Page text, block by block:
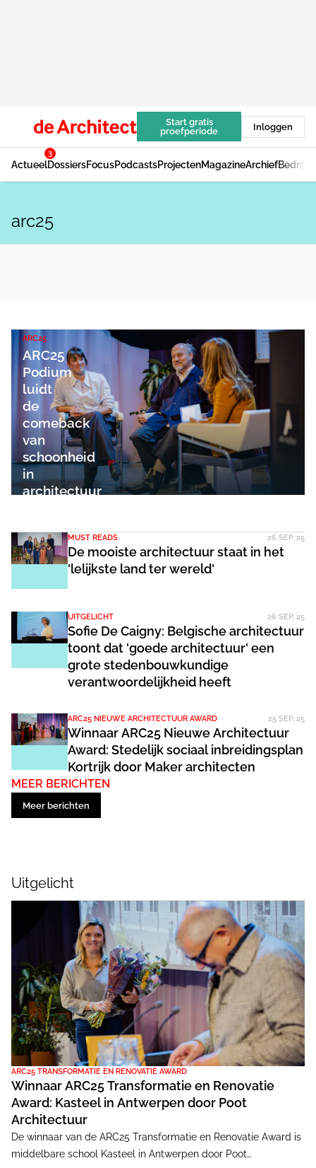
Start gratis
proefperiode
Inloggen
Actueel
3
DossiersFocusPodcastsProjectenMagazineArchief
arc25
ARC25
ARC25
Podium
luidt
de
comeback
van
schoonheid
in
architectuur
MUST READS 26 SEP. 25
De mooiste architectuur staat in het
'lelijkste land ter wereld'
UITGELICHT 26 SEP. 25
Sofie De Caigny: Belgische architectuur
toont dat 'goede architectuur' een
grote stedenbouwkundige
verantwoordelijkheid heeft
ARC25 NIEUWE ARCHITECTUUR AWARD 25 SEP. 25
Winnaar ARC25 Nieuwe Architectuur
Award: Stedelijk sociaal inbreidingsplan
Kortrijk door Maker architecten
MEER BERICHTEN
Meer berichten
Uitgelicht
ARC25 TRANSFORMATIE EN RENOVATIE AWARD
Winnaar ARC25 Transformatie en Renovatie
Award: Kasteel in Antwerpen door Poot
Architectuur
De winnaar van de ARC25 Transformatie en Renovatie Award is
middelbare school Kasteel in Antwerpen door Poot